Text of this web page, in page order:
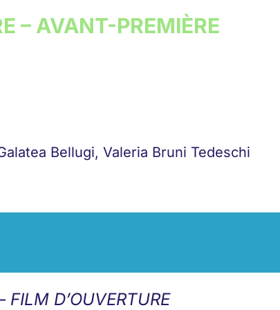
– AVANT-PREMIÈRE
Bellugi, Valeria Bruni Tedeschi
FILM D’OUVERTURE